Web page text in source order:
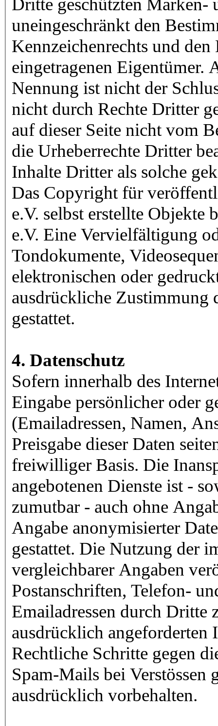
uneingeschränkt den
Kennzeichenrechts und
eingetragenen Eigentümer.
Nennung ist nicht der
nicht durch Rechte Dritter
auf dieser Seite nicht vom
die Urheberrechte Dritter
Inhalte Dritter als solche
Das Copyright für
e.V. selbst erstellte
e.V. Eine Vervielfältigung
Tondokumente,
elektronischen oder
ausdrückliche Zustimmung
gestattet.
4. Datenschutz
Sofern innerhalb des
Eingabe persönlicher oder
(Emailadressen, Namen,
Preisgabe dieser Daten
freiwilliger Basis. Die
angebotenen Dienste ist -
zumutbar - auch ohne
Angabe anonymisierter
gestattet. Die Nutzung der
vergleichbarer Angaben
Postanschriften, Telefon-
Emailadressen durch Dritte
ausdrücklich angeforderten
Rechtliche Schritte gegen
Spam-Mails bei Verstössen
ausdrücklich vorbehalten.